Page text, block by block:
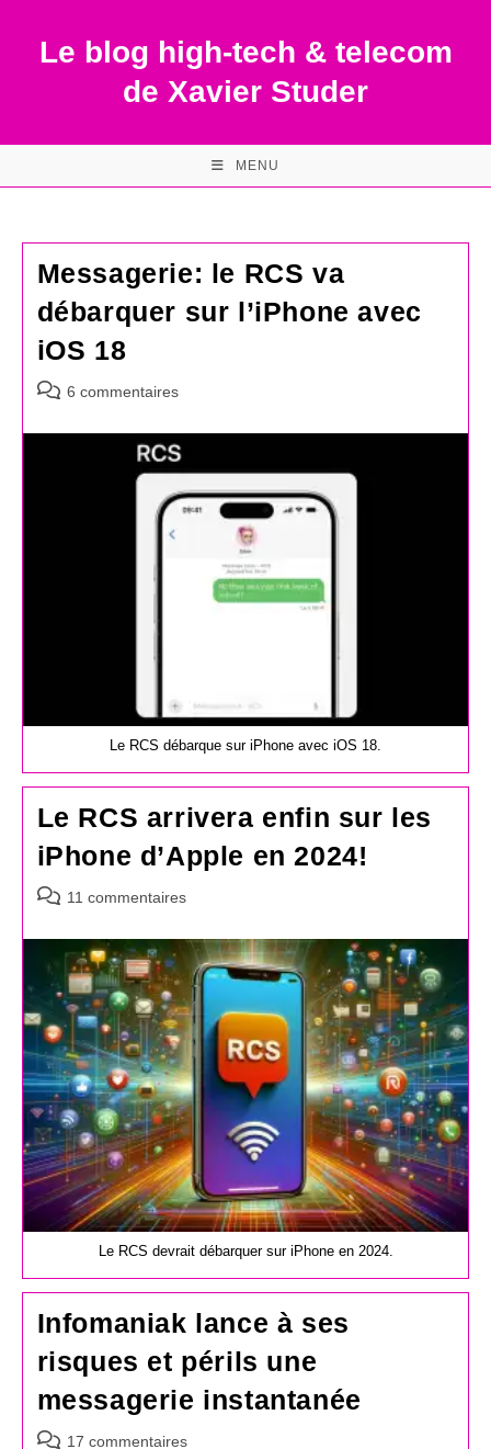
contentLe blog high-tech & telecom
de Xavier Studer
MENU
Messagerie: le RCS va
débarquer sur l’iPhone avec
iOS 18
Commentaires
la
6 commentaires
Le RCS débarque sur iPhone avec iOS 18.
Le RCS arrivera enfin sur les
iPhone d’Apple en 2024!
Commentaires
la
publication :
11 commentaires
Le RCS devrait débarquer sur iPhone en 2024.
Infomaniak lance à ses
risques et périls une
messagerie instantanée
Commentaires
17 commentaires